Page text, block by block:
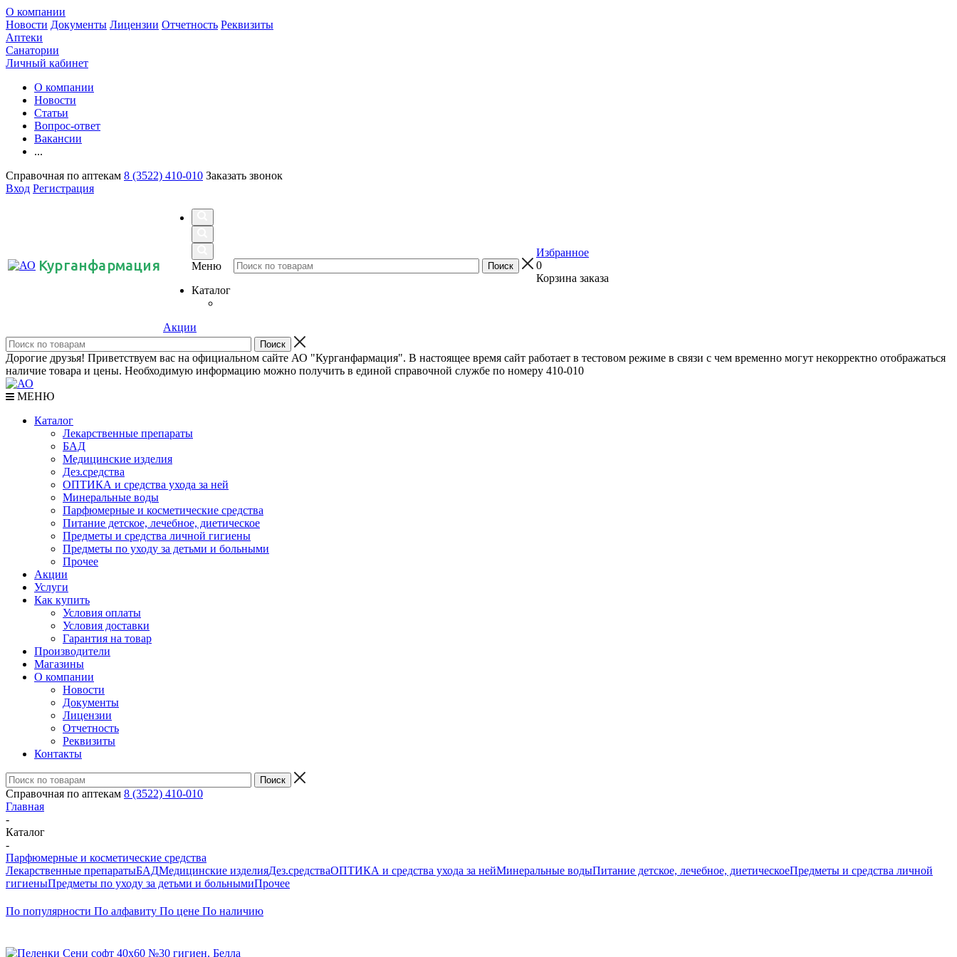
О компании
Новости Документы Лицензии Отчетность Реквизиты
Аптеки
Санатории
Личный кабинет
О компании
Новости
Статьи
Вопрос-ответ
Вакансии
...
Справочная по аптекам 8 (3522) 410-010 Заказать звонок
Вход Регистрация
Курганфармация
Меню
Каталог
Акции
Избранное
0
Корзина заказа
Дорогие друзья! Приветствуем вас на официальном сайте АО "Курганфармация". В настоящее время сайт работает в тестовом режиме в связи с чем временно могут некорректно отображаться
наличие товара и цены. Необходимую информацию можно получить в единой справочной службе по номеру 410-010
МЕНЮ
Каталог
Лекарственные препараты
БАД
Медицинские изделия
Дез.средства
ОПТИКА и средства ухода за ней
Минеральные воды
Парфюмерные и косметические средства
Питание детское, лечебное, диетическое
Предметы и средства личной гигиены
Предметы по уходу за детьми и больными
Прочее
Акции
Услуги
Как купить
Условия оплаты
Условия доставки
Гарантия на товар
Производители
Магазины
О компании
Новости
Документы
Лицензии
Отчетность
Реквизиты
Контакты
Справочная по аптекам 8 (3522) 410-010
Главная
-
Каталог
-
Парфюмерные и косметические средства
Лекарственные препаратыБАДМедицинские изделияДез.средстваОПТИКА и средства ухода за нейМинеральные водыПитание детское, лечебное, диетическоеПредметы и средства личной
гигиеныПредметы по уходу за детьми и больнымиПрочее
По популярности По алфавиту По цене По наличию